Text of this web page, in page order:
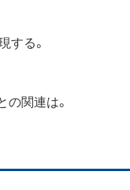
する。
関連は。